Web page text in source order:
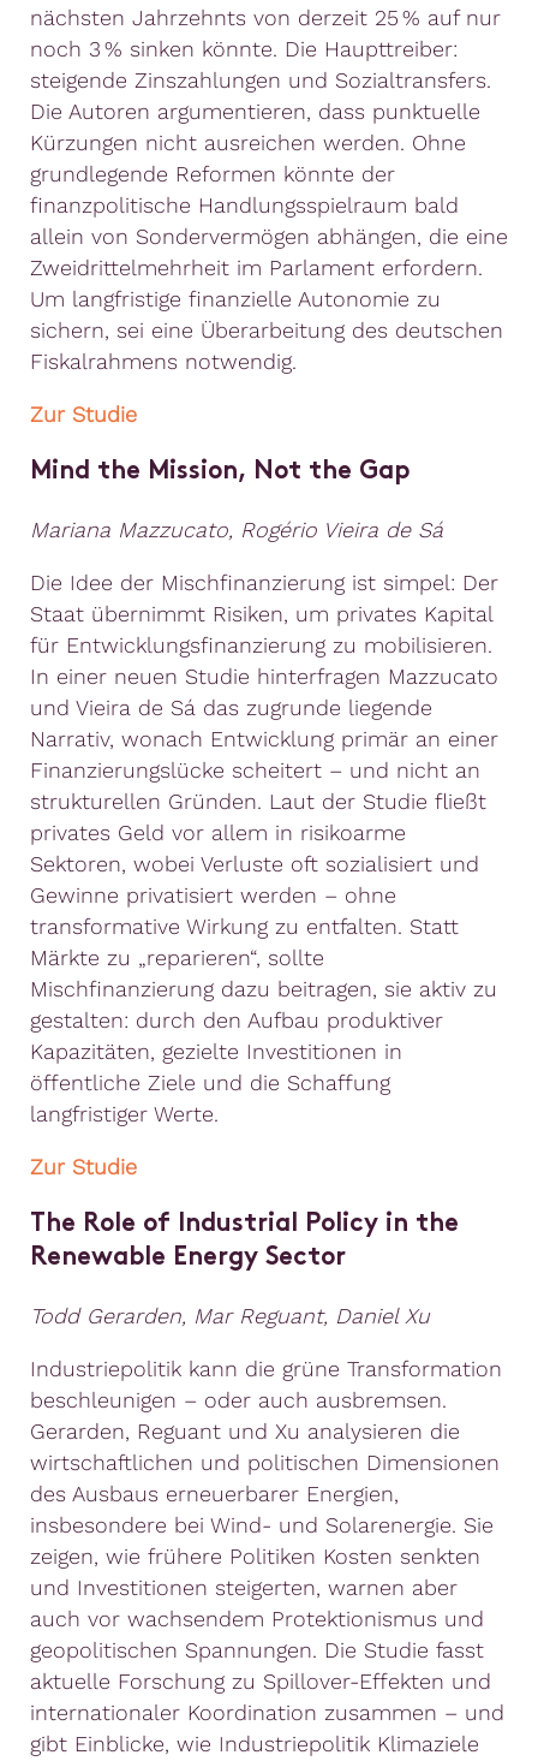
nächsten Jahrzehnts von derzeit 25 % auf nur
noch 3 % sinken könnte. Die Haupttreiber:
steigende Zinszahlungen und Sozialtransfers.
Die Autoren argumentieren, dass punktuelle
Kürzungen nicht ausreichen werden. Ohne
grundlegende Reformen könnte der
finanzpolitische Handlungsspielraum bald
allein von Sondervermögen abhängen, die eine
Zweidrittelmehrheit im Parlament erfordern.
Um langfristige finanzielle Autonomie zu
sichern, sei eine Überarbeitung des deutschen
Fiskalrahmens notwendig.
Zur Studie
Mind the Mission, Not the Gap
Mariana Mazzucato, Rogério Vieira de Sá
Die Idee der Mischfinanzierung ist simpel: Der
Staat übernimmt Risiken, um privates Kapital
für Entwicklungsfinanzierung zu mobilisieren.
In einer neuen Studie hinterfragen Mazzucato
und Vieira de Sá das zugrunde liegende
Narrativ, wonach Entwicklung primär an einer
Finanzierungslücke scheitert – und nicht an
strukturellen Gründen. Laut der Studie fließt
privates Geld vor allem in risikoarme
Sektoren, wobei Verluste oft sozialisiert und
Gewinne privatisiert werden – ohne
transformative Wirkung zu entfalten. Statt
Märkte zu „reparieren“, sollte
Mischfinanzierung dazu beitragen, sie aktiv zu
gestalten: durch den Aufbau produktiver
Kapazitäten, gezielte Investitionen in
öffentliche Ziele und die Schaffung
langfristiger Werte.
Zur Studie
The Role of Industrial Policy in the
Renewable Energy Sector
Todd Gerarden, Mar Reguant, Daniel Xu
Industriepolitik kann die grüne Transformation
beschleunigen – oder auch ausbremsen.
Gerarden, Reguant und Xu analysieren die
wirtschaftlichen und politischen Dimensionen
des Ausbaus erneuerbarer Energien,
insbesondere bei Wind- und Solarenergie. Sie
zeigen, wie frühere Politiken Kosten senkten
und Investitionen steigerten, warnen aber
auch vor wachsendem Protektionismus und
geopolitischen Spannungen. Die Studie fasst
aktuelle Forschung zu Spillover-Effekten und
internationaler Koordination zusammen – und
gibt Einblicke, wie Industriepolitik Klimaziele